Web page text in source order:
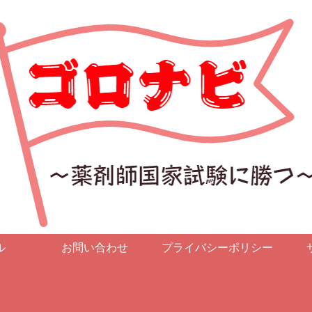
お問い合わせ プライバシーポリシー